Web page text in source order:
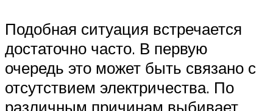
Подобная ситуация встречается
достаточно часто. В первую
очередь это может быть связано с
отсутствием электричества. По
различным причинам выбивает